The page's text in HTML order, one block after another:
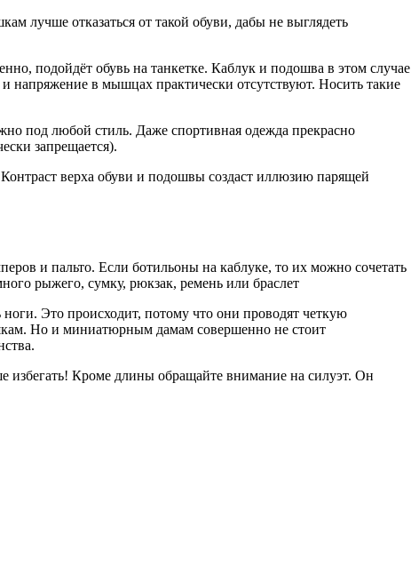
лучше отказаться от такой обуви, дабы не выглядеть
подойдёт обувь на танкетке. Каблук и подошва в этом случае
напряжение в мышцах практически отсутствуют. Носить такие
под любой стиль. Даже спортивная одежда прекрасно
запрещается).
верха обуви и подошвы создаст иллюзию парящей
и пальто. Если ботильоны на каблуке, то их можно сочетать
рыжего, сумку, рюкзак, ремень или браслет
Это происходит, потому что они проводят четкую
Но и миниатюрным дамам совершенно не стоит
Кроме длины обращайте внимание на силуэт. Он